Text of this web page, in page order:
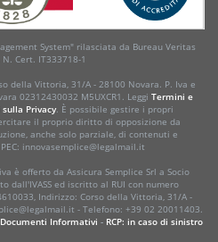
System" rilasciata da Bureau Veritas
Cert. IT333718-1
della Vittoria, 31/A - 28100 Novara. P. Iva e
02312430032 M5UXCR1. Leggi Termini e
Privacy. È possibile gestire i propri
il proprio diritto di opposizione da
anche solo parziale, di contenuti e
innovasemplice@legalmail.it
è offerto da Assicura Semplice Srl a Socio
dall'IVASS ed iscritto al RUI con numero
Indirizzo: Corso della Vittoria, 31/A -
- Telefono: +39 02 20011403.
Documenti Informativi - RCP: in caso di sinistro